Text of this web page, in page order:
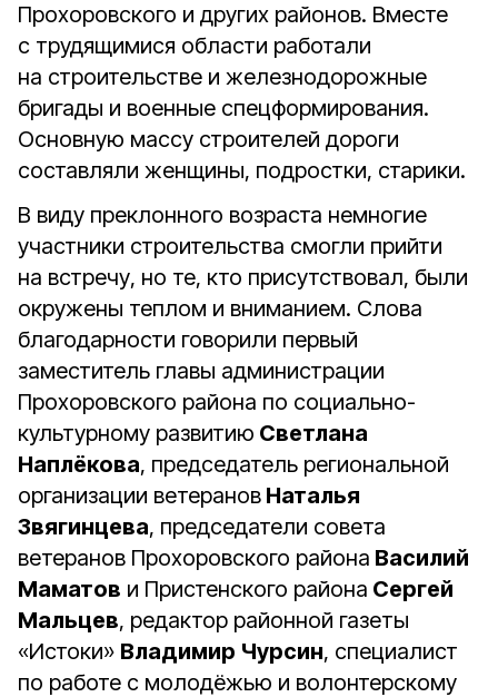
Прохоровского и других районов. Вместе
с трудящимися области работали
на строительстве и железнодорожные
бригады и военные спецформирования.
Основную массу строителей дороги
составляли женщины, подростки, старики.
В виду преклонного возраста немногие
участники строительства смогли прийти
на встречу, но те, кто присутствовал, были
окружены теплом и вниманием. Слова
благодарности говорили первый
заместитель главы администрации
Прохоровского района по социально-
культурному развитию Светлана
Наплёкова, председатель региональной
организации ветеранов Наталья
Звягинцева, председатели совета
ветеранов Прохоровского района Василий
Маматов и Пристенского района Сергей
Мальцев, редактор районной газеты
«Истоки» Владимир Чурсин, специалист
по работе с молодёжью и волонтерскому